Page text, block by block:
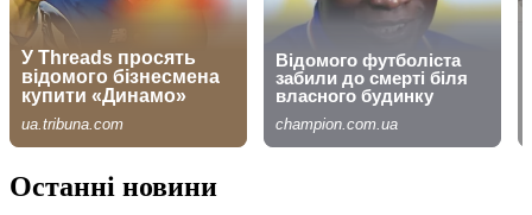
Останні новини